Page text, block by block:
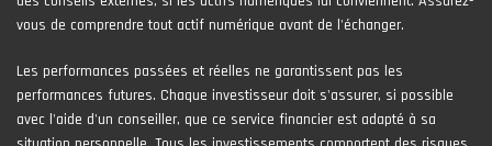
vous de comprendre tout actif numérique avant de l'échanger.
Les performances passées et réelles ne garantissent pas les
performances futures. Chaque investisseur doit s'assurer, si possible
avec l'aide d'un conseiller, que ce service financier est adapté à sa